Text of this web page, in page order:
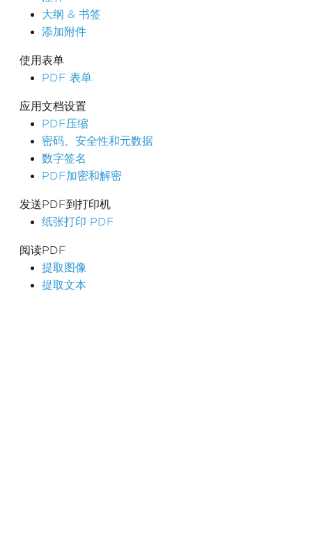
大纲 & 书签
添加附件
使用表单
PDF 表单
应用文档设置
PDF压缩
密码、安全性和元数据
数字签名
PDF加密和解密
发送PDF到打印机
纸张打印 PDF
阅读PDF
提取图像
提取文本